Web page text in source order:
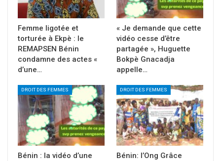
Femme ligotée et
torturée à Ekpè : le
REMAPSEN Bénin
condamne des actes «
d’une…
« Je demande que cette
vidéo cesse d’être
partagée », Huguette
Bokpè Gnacadja
appelle…
DROIT DES FEMMES
Bénin : la vidéo d’une
DROIT DES FEMMES
Bénin: l’Ong Grâce